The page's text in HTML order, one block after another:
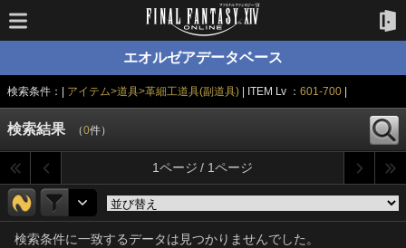
エオルゼアデータベース
検索条件：| アイテム>道具>革細工道具(副道具) | ITEM Lv ：601-700
検索結果 （0件）
1ページ / 1ページ
検索条件に一致するデータは見つかりませんでした。